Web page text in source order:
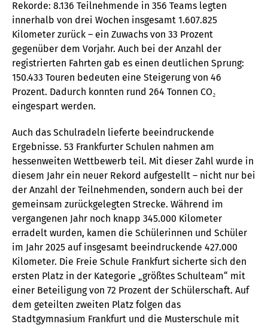
Rekorde: 8.136 Teilnehmende in 356 Teams legten
innerhalb von drei Wochen insgesamt 1.607.825
Kilometer zurück – ein Zuwachs von 33 Prozent
gegenüber dem Vorjahr. Auch bei der Anzahl der
registrierten Fahrten gab es einen deutlichen Sprung:
150.433 Touren bedeuten eine Steigerung von 46
Prozent. Dadurch konnten rund 264 Tonnen CO₂
eingespart werden.
Auch das Schulradeln lieferte beeindruckende
Ergebnisse. 53 Frankfurter Schulen nahmen am
hessenweiten Wettbewerb teil. Mit dieser Zahl wurde in
diesem Jahr ein neuer Rekord aufgestellt – nicht nur bei
der Anzahl der Teilnehmenden, sondern auch bei der
gemeinsam zurückgelegten Strecke. Während im
vergangenen Jahr noch knapp 345.000 Kilometer
erradelt wurden, kamen die Schülerinnen und Schüler
im Jahr 2025 auf insgesamt beeindruckende 427.000
Kilometer. Die Freie Schule Frankfurt sicherte sich den
ersten Platz in der Kategorie „größtes Schulteam“ mit
einer Beteiligung von 72 Prozent der Schülerschaft. Auf
dem geteilten zweiten Platz folgen das
Stadtgymnasium Frankfurt und die Musterschule mit